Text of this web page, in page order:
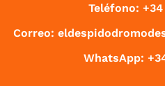
Teléfono: +34
Correo:
WhatsApp: